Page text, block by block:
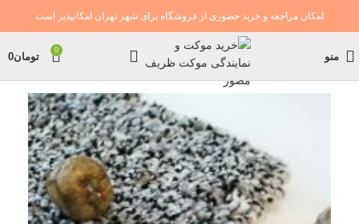
امکان مراجعه و خرید حضوری از فروشگاه برای شهر تهران امکانپذیر است
منو
0
تومان0